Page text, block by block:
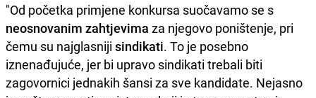
"Od početka primjene konkursa suočavamo se s
neosnovanim zahtjevima za njegovo poništenje, pri
čemu su najglasniji sindikati. To je posebno
iznenađujuće, jer bi upravo sindikati trebali biti
zagovornici jednakih šansi za sve kandidate. Nejasno